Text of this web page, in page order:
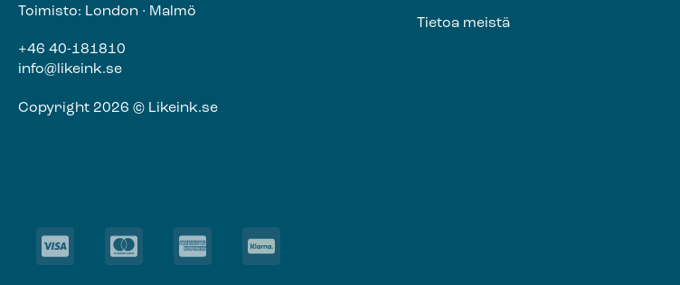
Toimisto: London · Malmö
+46 40-181810
info@likeink.se
Copyright 2026 © Likeink.se
Tietoa meistä